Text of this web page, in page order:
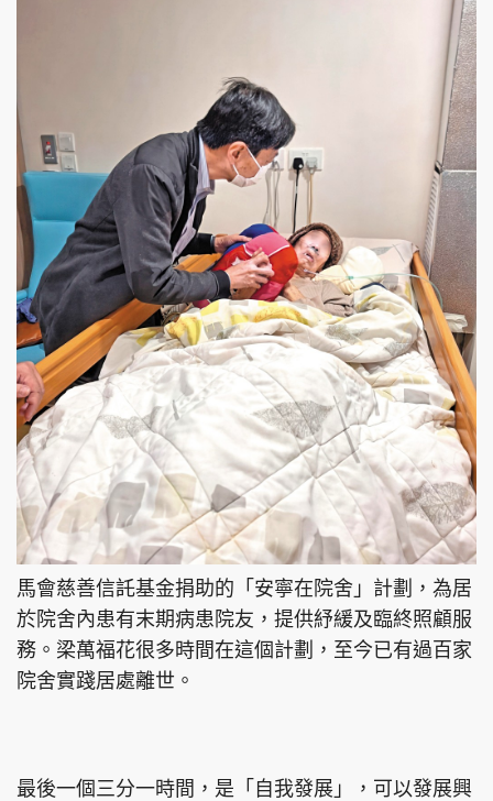
馬會慈善信託基金捐助的「安寧在院舍」計劃，為居
於院舍內患有末期病患院友，提供紓緩及臨終照顧服
務。梁萬福花很多時間在這個計劃，至今已有過百家
院舍實踐居處離世。
最後一個三分一時間，是「自我發展」，可以發展興